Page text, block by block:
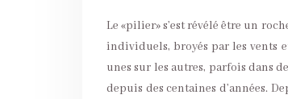
Le «pilier» s’est révélé être un
individuels, broyés par les vents
unes sur les autres, parfois dans
depuis des centaines d’années.